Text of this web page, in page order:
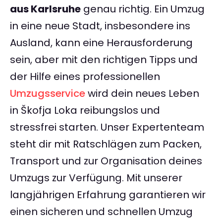
aus Karlsruhe genau richtig. Ein Umzug
in eine neue Stadt, insbesondere ins
Ausland, kann eine Herausforderung
sein, aber mit den richtigen Tipps und
der Hilfe eines professionellen
Umzugsservicewird dein neues Leben
in Škofja Loka reibungslos und
stressfrei starten. Unser Expertenteam
steht dir mit Ratschlägen zum Packen,
Transport und zur Organisation deines
Umzugs zur Verfügung. Mit unserer
langjährigen Erfahrung garantieren wir
einen sicheren und schnellen Umzug